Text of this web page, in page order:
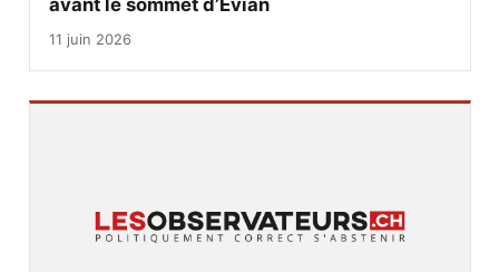
avant le sommet d’Évian
11 juin 2026